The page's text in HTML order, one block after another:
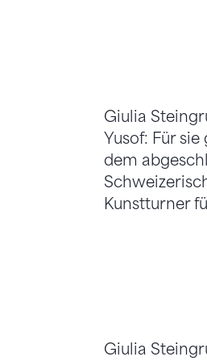
Giulia
Yusof: Für
dem
Kunstturner
Giulia